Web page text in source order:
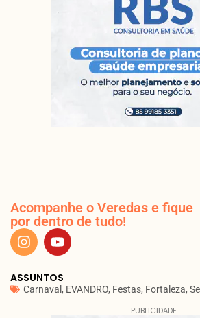
Acompanhe o Veredas e fique
por dentro de tudo!
ASSUNTOS
Carnaval , EVANDRO, Festas, Fortaleza,
PUBLICIDADE